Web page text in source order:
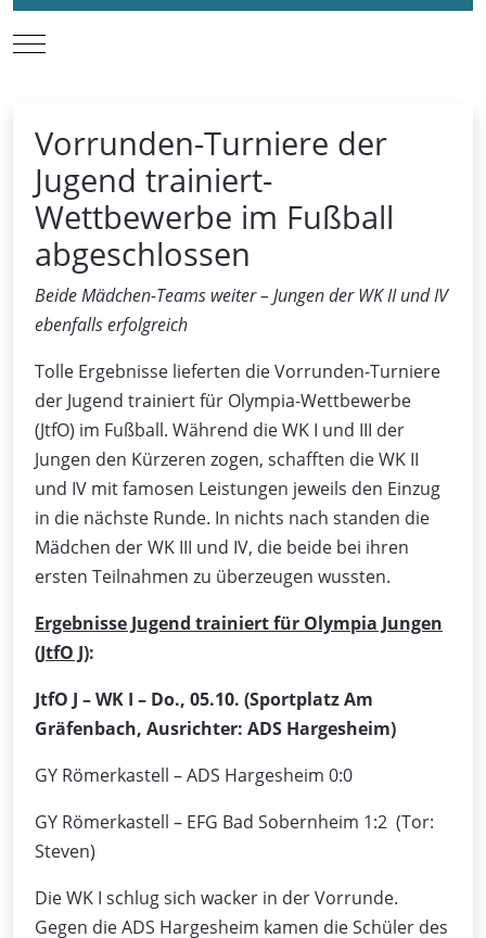
Mobile Menu Toggle
Vorrunden-Turniere der
Jugend trainiert-
Wettbewerbe im Fußball
abgeschlossen
Beide Mädchen-Teams weiter – Jungen der WK II und IV
ebenfalls erfolgreich
Tolle Ergebnisse lieferten die Vorrunden-Turniere
der Jugend trainiert für Olympia-Wettbewerbe
(JtfO) im Fußball. Während die WK I und III der
Jungen den Kürzeren zogen, schafften die WK II
und IV mit famosen Leistungen jeweils den Einzug
in die nächste Runde. In nichts nach standen die
Mädchen der WK III und IV, die beide bei ihren
ersten Teilnahmen zu überzeugen wussten.
Ergebnisse Jugend trainiert für Olympia Jungen
(JtfO J):
JtfO J – WK I – Do., 05.10. (Sportplatz Am
Gräfenbach, Ausrichter: ADS Hargesheim)
GY Römerkastell – ADS Hargesheim 0:0
GY Römerkastell – EFG Bad Sobernheim 1:2 (Tor:
Steven)
Die WK I schlug sich wacker in der Vorrunde.
Gegen die ADS Hargesheim kamen die Schüler des